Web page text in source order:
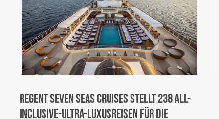
Regent Seven Seas Cruises stellt 238 All-
Inclusive-Ultra-Luxusreisen für die